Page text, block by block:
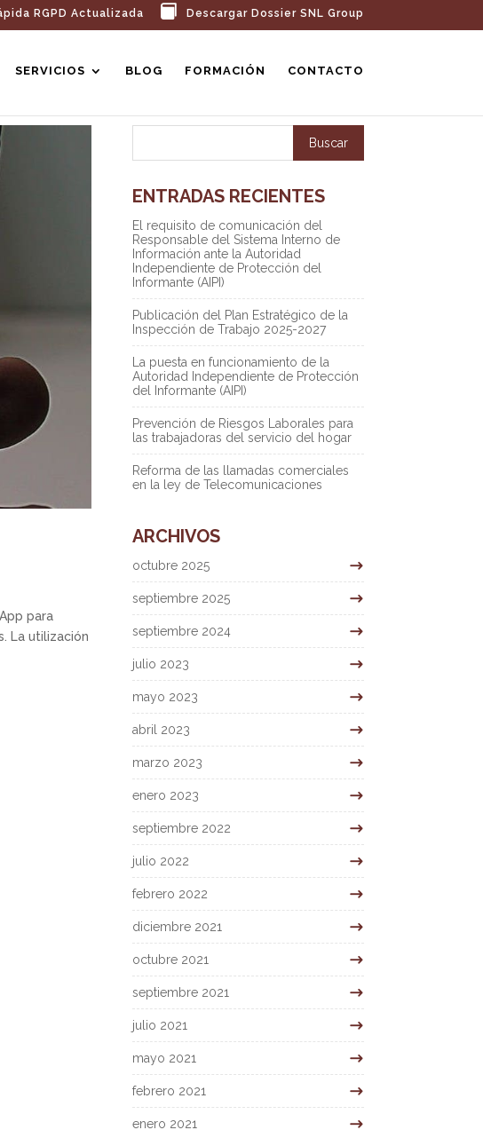
RGPD Actualizada Descargar Dossier SNL Group
SERVICIOS BLOG FORMACIÓN CONTACTO
para
La utilización
ENTRADAS RECIENTES
El requisito de comunicación del
Responsable del Sistema Interno de
Información ante la Autoridad
Independiente de Protección del
Informante (AIPI)
Publicación del Plan Estratégico de la
Inspección de Trabajo 2025-2027
La puesta en funcionamiento de la
Autoridad Independiente de Protección
del Informante (AIPI)
Prevención de Riesgos Laborales para
las trabajadoras del servicio del hogar
Reforma de las llamadas comerciales
en la ley de Telecomunicaciones
ARCHIVOS
octubre 2025
septiembre 2025
septiembre 2024
julio 2023
mayo 2023
abril 2023
marzo 2023
enero 2023
septiembre 2022
julio 2022
febrero 2022
diciembre 2021
octubre 2021
septiembre 2021
julio 2021
mayo 2021
febrero 2021
enero 2021